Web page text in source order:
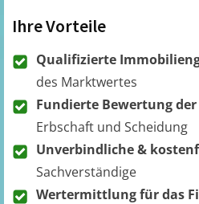
Ihre Vorteile
Qualifizierte
des Marktwertes
Fundierte Bewertung
Erbschaft und Scheidung
Unverbindliche &
Sachverständige
Wertermittlung für das